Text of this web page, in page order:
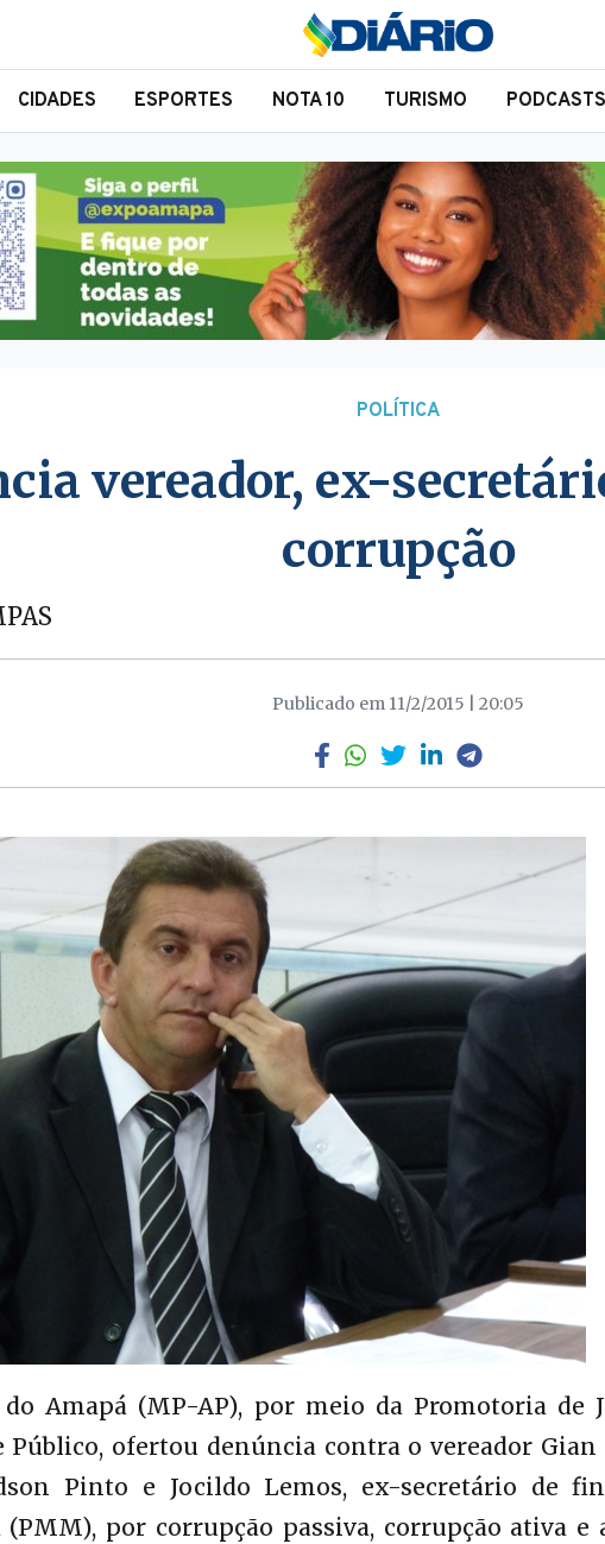
CIDADES ESPORTES NOTA 10 TURISMO PODCASTS
POLÍTICA
vereador, ex-
corrupção
Publicado em 11/2/2015 | 20:05
Amapá (MP-AP), por meio da Promotoria de
ofertou denúncia contra o vereador Gian
Pinto e Jocildo Lemos, ex-secretário de
por corrupção passiva, corrupção ativa e